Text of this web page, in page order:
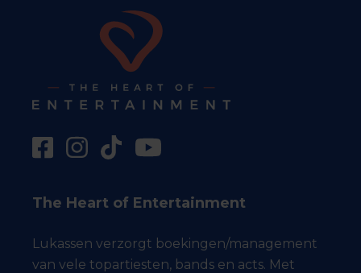
The Heart of Entertainment
Lukassen verzorgt boekingen/management
van vele topartiesten, bands en acts. Met